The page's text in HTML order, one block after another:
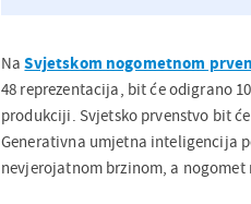
NaSvjetskom nogometnom
48 reprezentacija, bit će odigrano
produkciji. Svjetsko prvenstvo bit
Generativna umjetna inteligencija
nevjerojatnom brzinom, a nogomet